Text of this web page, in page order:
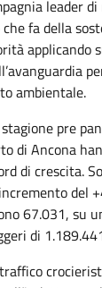
leader
fa della
applicando
ambientale.
pre
di Ancona
di crescita.
del
67.031, su
di